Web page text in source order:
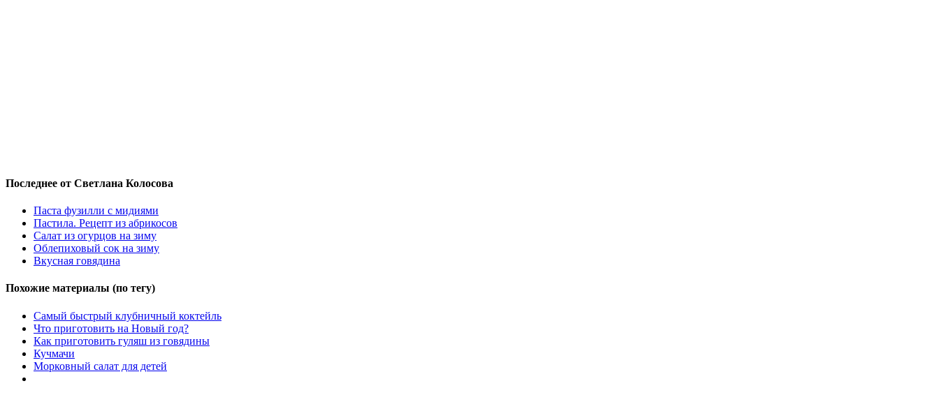
Последнее от Светлана Колосова
Паста фузилли с мидиями
Пастила. Рецепт из абрикосов
Салат из огурцов на зиму
Облепиховый сок на зиму
Вкусная говядина
Похожие материалы (по тегу)
Самый быстрый клубничный коктейль
Что приготовить на Новый год?
Как приготовить гуляш из говядины
Кучмачи
Морковный салат для детей